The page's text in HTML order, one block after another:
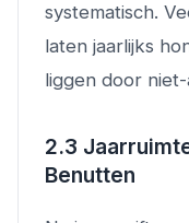
systematisch.
laten jaarlijks
liggen door
2.3
Benutten